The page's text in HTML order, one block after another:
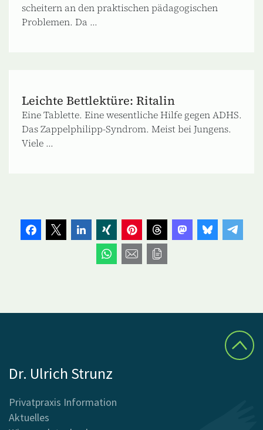
scheitern an den praktischen pädagogischen
Problemen. Da ...
Leichte Bettlektüre: Ritalin
Eine Tablette. Eine wesentliche Hilfe gegen ADHS.
Das Zappelphilipp-Syndrom. Meist bei Jungens.
Viele ...
Dr. Ulrich Strunz
Privatpraxis Information
Aktuelles